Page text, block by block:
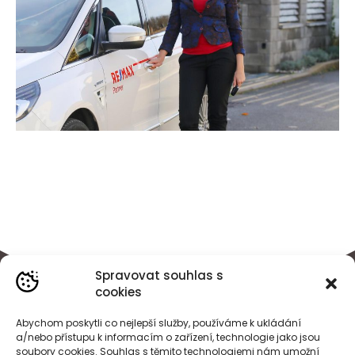
Spravovat souhlas s
cookies
Abychom poskytli co nejlepší služby, používáme k ukládání
a/nebo přístupu k informacím o zařízení, technologie jako jsou
soubory cookies. Souhlas s těmito technologiemi nám umožní